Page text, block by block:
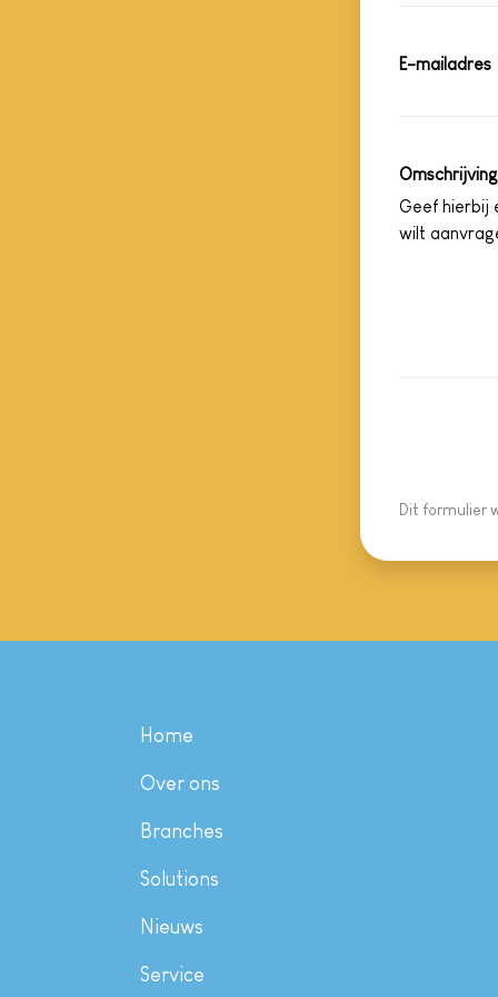
E-mailadres
Omschrijving
Dit formulier
Home
Over ons
Branches
Solutions
Nieuws
Service